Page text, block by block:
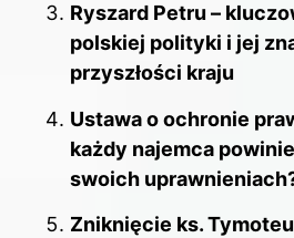
Ryszard Petru –
polskiej polityki i jej
przyszłości kraju
Ustawa o ochronie
każdy najemca
swoich
Zniknięcie ks.